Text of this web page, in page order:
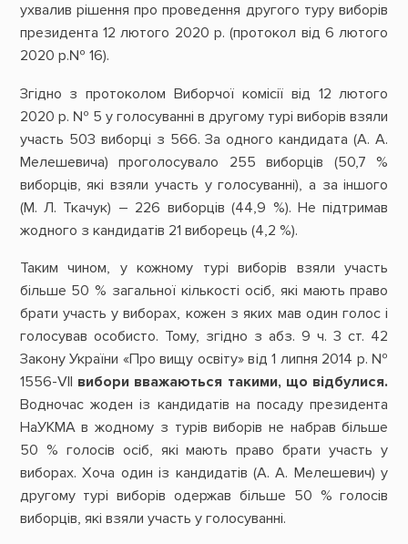
ухвалив рішення про проведення другого туру виборів
президента 12 лютого 2020 р. (протокол від 6 лютого
2020 р.№ 16).
Згідно з протоколом Виборчої комісії від 12 лютого
2020 р. № 5 у голосуванні в другому турі виборів взяли
участь 503 виборці з 566. За одного кандидата (А. А.
Мелешевича) проголосувало 255 виборців (50,7 %
виборців, які взяли участь у голосуванні), а за іншого
(М. Л. Ткачук) – 226 виборців (44,9 %). Не підтримав
жодного з кандидатів 21 виборець (4,2 %).
Таким чином, у кожному турі виборів взяли участь
більше 50 % загальної кількості осіб, які мають право
брати участь у виборах, кожен з яких мав один голос і
голосував особисто. Тому, згідно з абз. 9 ч. 3 ст. 42
Закону України «Про вищу освіту» від 1 липня 2014 р. №
1556-VII вибори вважаються такими, що відбулися.
Водночас жоден із кандидатів на посаду президента
НаУКМА в жодному з турів виборів не набрав більше
50 % голосів осіб, які мають право брати участь у
виборах. Хоча один із кандидатів (А. А. Мелешевич) у
другому турі виборів одержав більше 50 % голосів
виборців, які взяли участь у голосуванні.